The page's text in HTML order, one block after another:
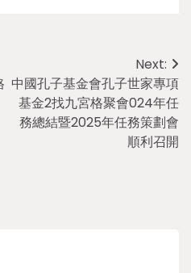
Next:
中國孔子基金會孔子世家專項
基金2找九宮格聚會024年任
務總結暨2025年任務策劃會
順利召開